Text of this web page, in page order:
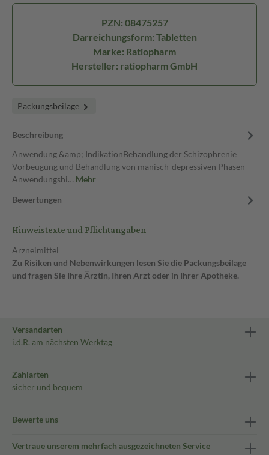
PZN: 08475257
Darreichungsform: Tabletten
Marke: Ratiopharm
Hersteller: ratiopharm GmbH
Packungsbeilage
Beschreibung
Anwendung &amp; IndikationBehandlung der Schizophrenie
Vorbeugung und Behandlung von manisch-depressiven Phasen
Anwendungshi… Mehr
Bewertungen
Hinweistexte und Pflichtangaben
Arzneimittel
Zu Risiken und Nebenwirkungen lesen Sie die Packungsbeilage
und fragen Sie Ihre Ärztin, Ihren Arzt oder in Ihrer Apotheke.
Versandarten
i.d.R. am nächsten Werktag
Zahlarten
sicher und bequem
Bewerte uns
Vertraue unserem mehrfach ausgezeichneten Service